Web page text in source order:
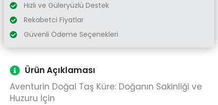
Hızlı ve Güleryüzlü Destek
Rekabetci Fiyatlar
Güvenli Ödeme Seçenekleri
Ürün Açıklaması
Aventurin Doğal Taş Küre: Doğanın Sakinliği ve
Huzuru İçin